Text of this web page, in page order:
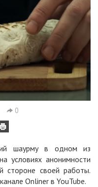
0
шаурму в одном из
условиях анонимности
стороне своей работы.
Onliner в YouTube.